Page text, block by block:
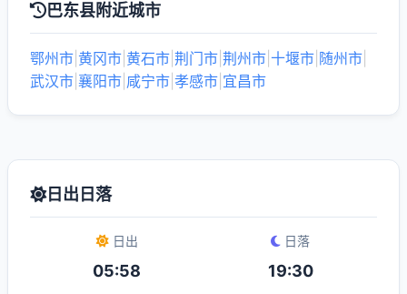
巴东县附近城市
鄂州市 黄冈市 黄石市 荆门市 荆州市 十堰市 随州市
武汉市 襄阳市 咸宁市 孝感市 宜昌市
日出日落
日出
05:58
日落
19:30